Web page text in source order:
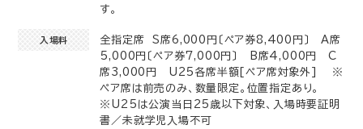
す。
入場料
全指定席 S席6,000円〔ペア券8,400円〕 A席
5,000円〔ペア券7,000円〕 B席4,000円 C
席3,000円 U25各席半額[ペア席対象外] ※
ペア席は前売のみ、数量限定。位置指定あり。
※U25は公演当日25歳以下対象、入場時要証明
書／未就学児入場不可